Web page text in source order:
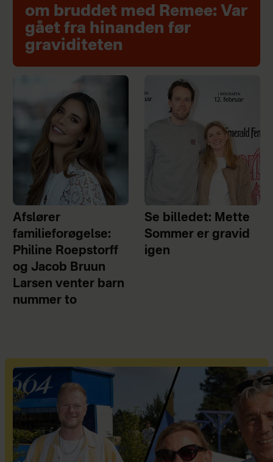
om bruddet med Remee: Var
gået fra hinanden før
graviditeten
Afslører
familieforøgelse:
Philine Roepstorff
og Jacob Bruun
Larsen venter barn
nummer to
Se billedet: Mette
Sommer er gravid
igen